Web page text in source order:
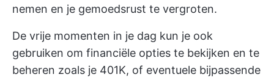
nemen en je gemoedsrust te vergroten.
De vrije momenten in je dag kun je ook
gebruiken om financiële opties te bekijken en te
beheren zoals je 401K, of eventuele bijpassende